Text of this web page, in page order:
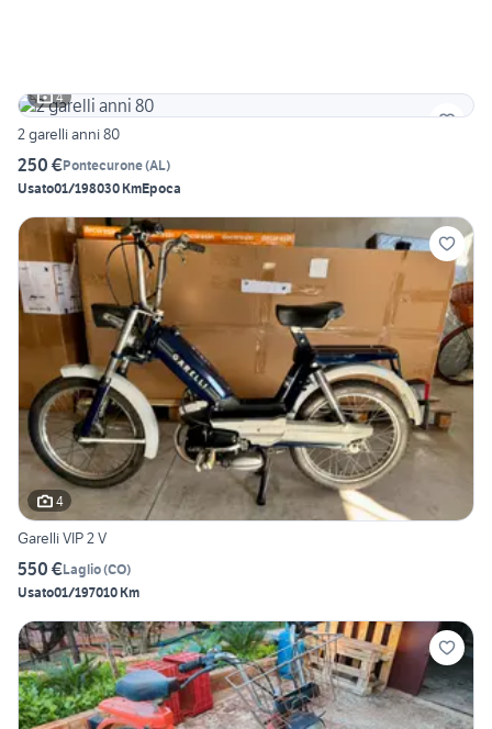
4
2 garelli anni 80
250 €Pontecurone(AL)
Usato01/198030 KmEpoca
4
Garelli VIP 2 V
550 €Laglio(CO)
Usato01/197010 Km